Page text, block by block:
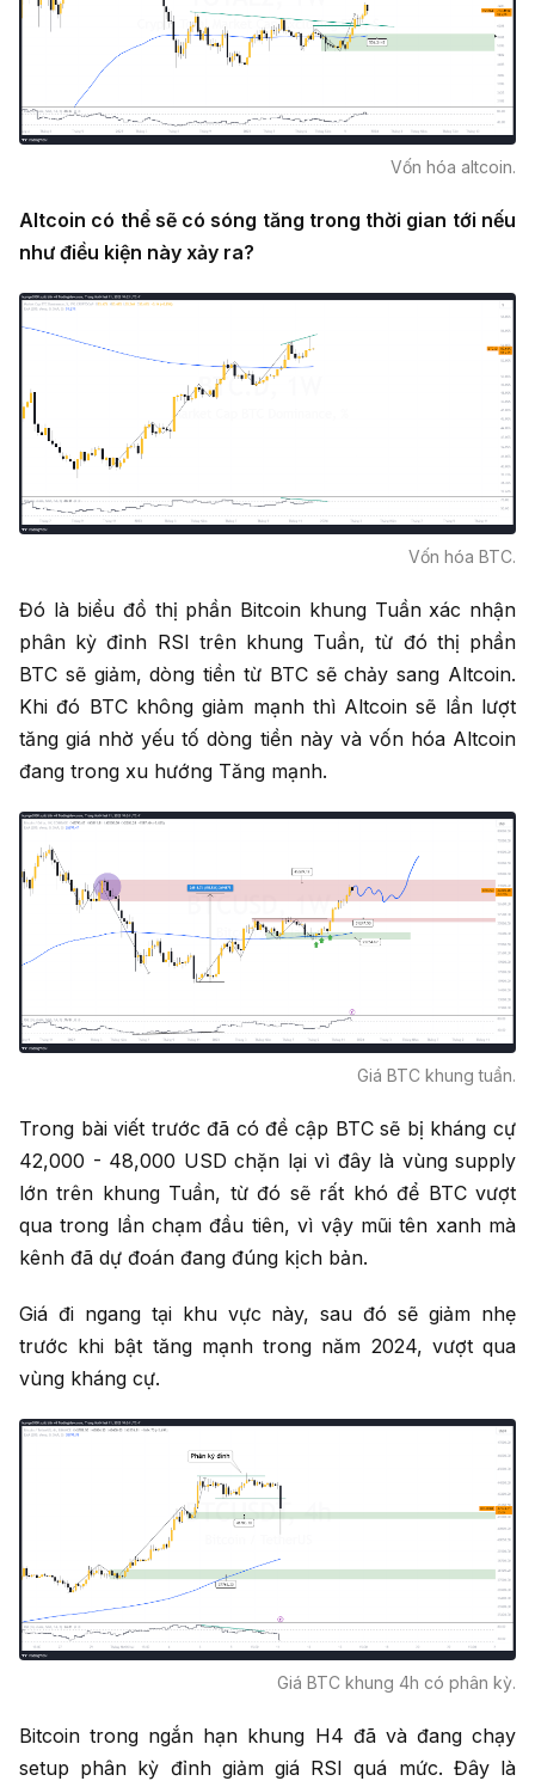
Vốn hóa altcoin.
Altcoin có thể sẽ có sóng tăng trong thời gian tới nếu
như điều kiện này xảy ra?
Vốn hóa BTC.
Đó là biểu đồ thị phần Bitcoin khung Tuần xác nhận
phân kỳ đỉnh RSI trên khung Tuần, từ đó thị phần
BTC sẽ giảm, dòng tiền từ BTC sẽ chảy sang Altcoin.
Khi đó BTC không giảm mạnh thì Altcoin sẽ lần lượt
tăng giá nhờ yếu tố dòng tiền này và vốn hóa Altcoin
đang trong xu hướng Tăng mạnh.
Giá BTC khung tuần.
Trong bài viết trước đã có đề cập BTC sẽ bị kháng cự
42,000 - 48,000 USD chặn lại vì đây là vùng supply
lớn trên khung Tuần, từ đó sẽ rất khó để BTC vượt
qua trong lần chạm đầu tiên, vì vậy mũi tên xanh mà
kênh đã dự đoán đang đúng kịch bản.
Giá đi ngang tại khu vực này, sau đó sẽ giảm nhẹ
trước khi bật tăng mạnh trong năm 2024, vượt qua
vùng kháng cự.
Giá BTC khung 4h có phân kỳ.
Bitcoin trong ngắn hạn khung H4 đã và đang chạy
setup phân kỳ đỉnh giảm giá RSI quá mức. Đây là